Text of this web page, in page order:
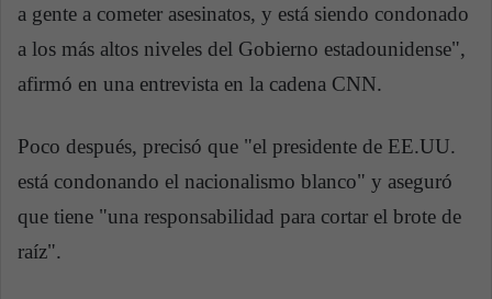
a gente a cometer asesinatos, y está siendo condonado
a los más altos niveles del Gobierno estadounidense",
afirmó en una entrevista en la cadena CNN.
Poco después, precisó que "el presidente de EE.UU.
está condonando el nacionalismo blanco" y aseguró
que tiene "una responsabilidad para cortar el brote de
raíz".